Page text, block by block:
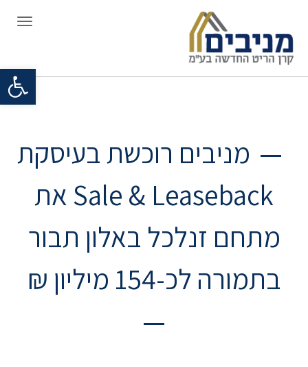
פתח
מניבים רוכשת בעיסקת
Sale & Leaseback את
מתחם זנלכל באלון תבור
בתמורה לכ-154 מיליון ₪